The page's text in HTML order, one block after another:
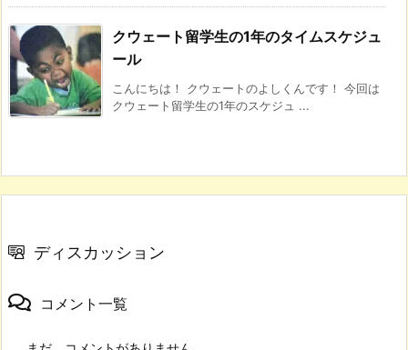
クウェート留学生の1年のタイムスケジュ
ール
こんにちは！ クウェートのよしくんです！ 今回は
クウェート留学生の1年のスケジュ ...
ディスカッション
コメント一覧